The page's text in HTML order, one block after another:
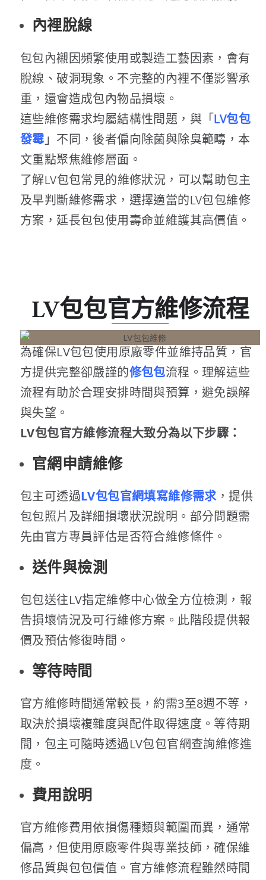
內裡脫線
包包內襯因頻繁使用或製造工藝因素，會有
脫線、破洞現象。不完整的內裡不僅影響承
重，還會造成包內物品損壞。
這些維修需求均屬結構性問題，與「LV包包
發霉 」不同，後者偏向除菌與除臭範疇，本
文重點聚焦維修層面。
了解LV包包常見的維修狀況，可以幫助包主
及早判斷維修需求，選擇適當的LV包包維修
方案，延長包包使用壽命並維護其高價值。
LV包包官方維修流程
為確保LV包包使用原廠零件並維持品質，官
方提供完整卻嚴謹的修包包流程。理解這些
流程有助於合理安排時間與預算，避免誤解
與失望。
LV包包官方維修流程大致分為以下步驟：
官網申請維修
包主可透過LV包包官網填寫維修需求，提供
包包照片及詳細損壞狀況說明。部分問題需
先由官方專員評估是否符合維修條件。
送件與檢測
包包送往LV指定維修中心做全方位檢測，報
告損壞情況及可行維修方案。此階段提供報
價及預估修復時間。
等待時間
官方維修時間通常較長，約需3至8週不等，
取決於損壞複雜度與配件取得速度。等待期
間，包主可隨時透過LV包包官網查詢維修進
度。
費用說明
官方維修費用依損傷種類與範圍而異，通常
偏高，但使用原廠零件與專業技師，確保維
修品質與包包價值。官方維修流程雖然時間